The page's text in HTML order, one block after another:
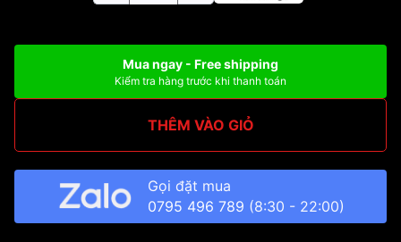
Mua ngay - Free shipping
Kiểm tra hàng trước khi thanh toán
THÊM VÀO GIỎ
Gọi đặt mua
0795 496 789 (8:30 - 22:00)